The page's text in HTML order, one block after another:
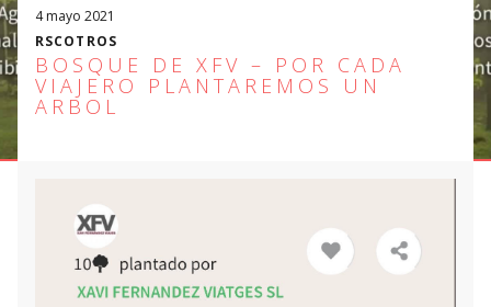
4 mayo 2021
RSCOTROS
BOSQUE DE XFV – POR CADA
VIAJERO PLANTAREMOS UN
ARBOL